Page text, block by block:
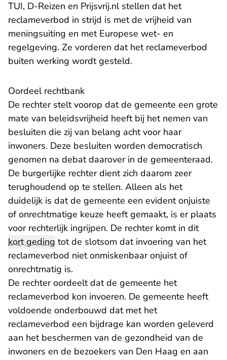
TUI, D-Reizen en Prijsvrij.nl stellen dat het
reclameverbod in strijd is met de vrijheid van
meningsuiting en met Europese wet- en
regelgeving. Ze vorderen dat het reclameverbod
buiten werking wordt gesteld.
Oordeel rechtbank
De rechter stelt voorop dat de gemeente een grote
mate van beleidsvrijheid heeft bij het nemen van
besluiten die zij van belang acht voor haar
inwoners. Deze besluiten worden democratisch
genomen na debat daarover in de gemeenteraad.
De burgerlijke rechter dient zich daarom zeer
terughoudend op te stellen. Alleen als het
duidelijk is dat de gemeente een evident onjuiste
of onrechtmatige keuze heeft gemaakt, is er plaats
voor rechterlijk ingrijpen. De rechter komt in dit
kort geding tot de slotsom dat invoering van het
reclameverbod niet onmiskenbaar onjuist of
onrechtmatig is.
De rechter oordeelt dat de gemeente het
reclameverbod kon invoeren. De gemeente heeft
voldoende onderbouwd dat met het
reclameverbod een bijdrage kan worden geleverd
aan het beschermen van de gezondheid van de
inwoners en de bezoekers van Den Haag en aan